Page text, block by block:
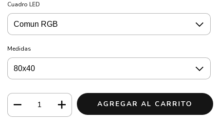
Cuadro LED
Medidas